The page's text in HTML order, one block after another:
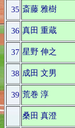
35 斎藤 雅樹
36 真田 重蔵
37 星野 伸之
38 成田 文男
39 荒巻 淳
桑田 真澄